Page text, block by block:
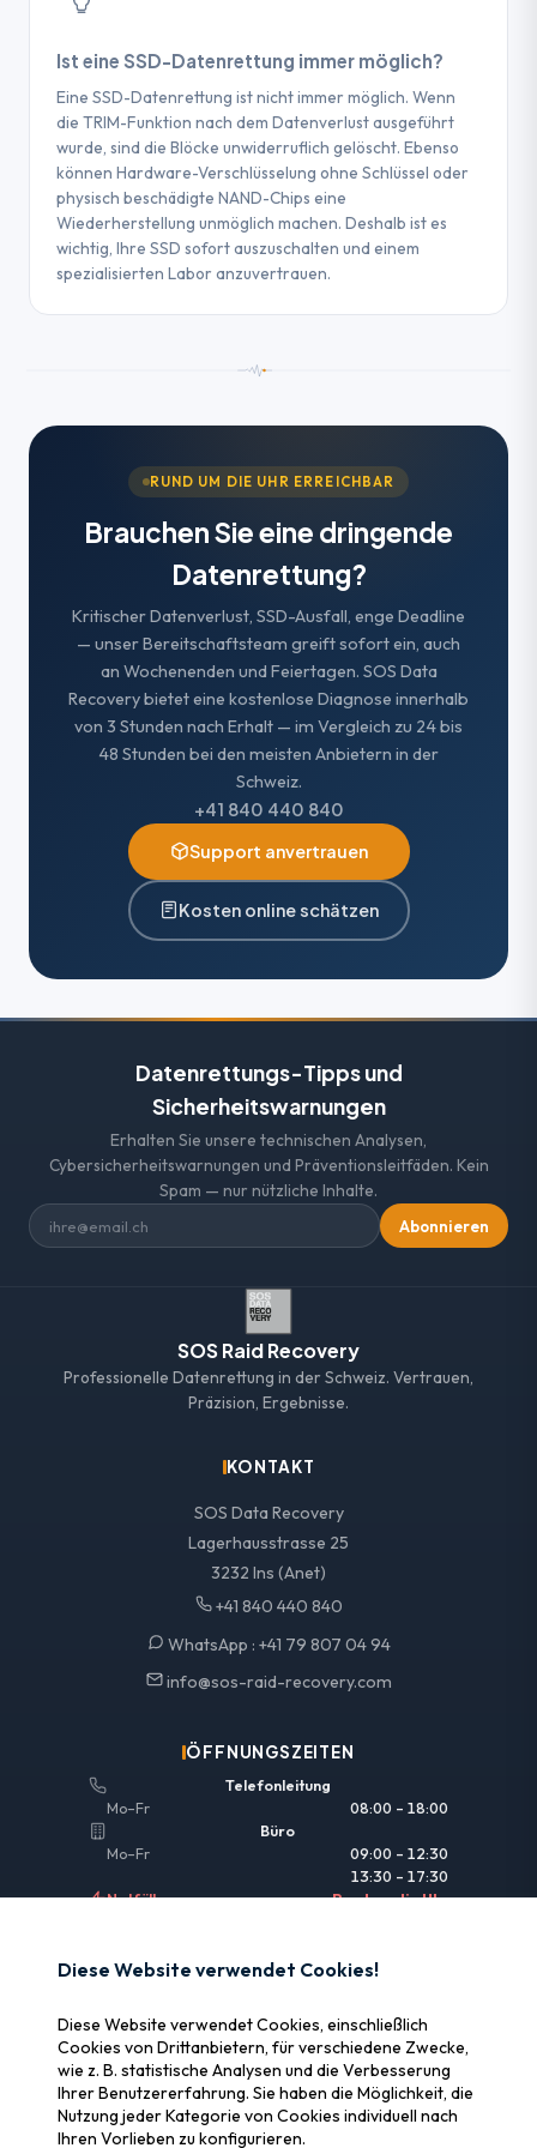
Überspannungen verursachen und einen
verschlimmern.
TIPP
Im Falle eines SSD-Ausfalls hat es oberste
Priorität,
DIE FESTPLATTE NICHT MEHR MIT STROM
ZU VERSORGEN
und sie sofort an ein auf Datenrettung
Gegensatz zu mechanischen HDDs nicht
Wiederherstellungstechniken profitiert – ein
der entscheidende Faktor für die Sicherung
– Wenden Sie die 3-2-1-Regel an: 3 Kopien
Ihrer Daten auf 2 verschiedenen Medien,
davon 1 außerhalb des Standorts (Cloud oder
nicht verbundene externe Festplatte).
ÜBERWACHEN SIE DIE VORZEICHEN
– Unerklärliche Verlangsamungen,
beschädigte Dateien oder SMART-
Fehlermeldungen sind frühe Warnzeichen, die
Sie nicht ignorieren sollten.
WENDEN SIE SICH AN EINEN
ZERTIFIZIERTEN FACHMANN
– Ein Datenrettungslabor verfügt über
Reinraumumgebungen und spezielle
Hardware-Tools, die der breiten Öffentlichkeit
nicht zugänglich sind.
Ist eine SSD-Datenrettung immer möglich?
Eine SSD-Datenrettung ist nicht immer möglich. Wenn
die TRIM-Funktion nach dem Datenverlust ausgeführt
wurde, sind die Blöcke unwiderruflich gelöscht. Ebenso
können Hardware-Verschlüsselung ohne Schlüssel oder
physisch beschädigte NAND-Chips eine
Wiederherstellung unmöglich machen. Deshalb ist es
wichtig, Ihre SSD sofort auszuschalten und einem
spezialisierten Labor anzuvertrauen.
RUND UM DIE UHR ERREICHBAR
Brauchen Sie eine dringende
Datenrettung?
Kritischer Datenverlust, SSD-Ausfall, enge Deadline
— unser Bereitschaftsteam greift sofort ein, auch
an Wochenenden und Feiertagen. SOS Data
Recovery bietet eine kostenlose Diagnose innerhalb
von 3 Stunden nach Erhalt — im Vergleich zu 24 bis
48 Stunden bei den meisten Anbietern in der
Schweiz.
+41 840 440 840
Support anvertrauen
Kosten online schätzen
Datenrettungs-Tipps und
Sicherheitswarnungen
Erhalten Sie unsere technischen Analysen,
Cybersicherheitswarnungen und Präventionsleitfäden. Kein
Spam — nur nützliche Inhalte.
Abonnieren
SOS Raid Recovery
Professionelle Datenrettung in der Schweiz. Vertrauen,
Präzision, Ergebnisse.
KONTAKT
SOS Data Recovery
Lagerhausstrasse 25
3232 Ins (Anet)
+41 840 440 840
WhatsApp : +41 79 807 04 94
info@sos-raid-recovery.com
ÖFFNUNGSZEITEN
Telefonleitung
Mo–Fr
08:00 – 18:00
Büro
Mo–Fr
09:00 – 12:30
13:30 – 17:30
Notfälle
Rund um die Uhr
NÜTZLICHE LINKS
Versicherung & Erstattung
Warum SOS Data Recovery
Cookies verwalten
Diese Website verwendet Cookies!
Diese Website verwendet Cookies, einschließlich
Cookies von Drittanbietern, für verschiedene Zwecke,
wie z. B. statistische Analysen und die Verbesserung
Ihrer Benutzererfahrung. Sie haben die Möglichkeit, die
Nutzung jeder Kategorie von Cookies individuell nach
Ihren Vorlieben zu konfigurieren.